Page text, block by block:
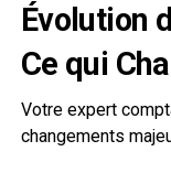
Évolution
Ce qui
Votre expert
changements